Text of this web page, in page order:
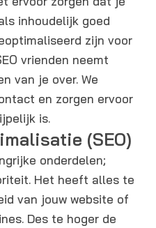
inhoudelijk goed
zijn voor
vrienden neemt
van je over. We
en zorgen ervoor
is.
(SEO)
onderdelen;
Het heeft alles te
van jouw website of
Des te hoger de